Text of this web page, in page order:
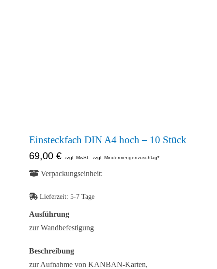
Einsteckfach DIN A4 hoch – 10 Stück
69,00 € zzgl. MwSt. zzgl. Mindermengenzuschlag*
Verpackungseinheit:
Lieferzeit: 5-7 Tage
Ausführung
zur Wandbefestigung
Beschreibung
zur Aufnahme von KANBAN-Karten,